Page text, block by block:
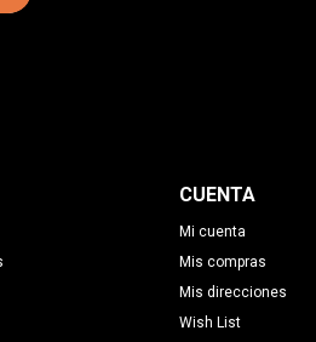
CUENTA
Mi cuenta
Mis compras
Mis direcciones
Wish List